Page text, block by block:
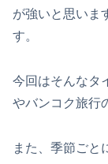
が強いと思いま
す。
今回はそんなタ
やバンコク旅行
また、季節ごと